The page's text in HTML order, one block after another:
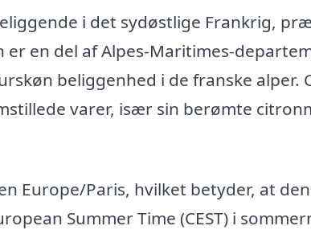
i det sydøstlige Frankrig,
er en del af Alpes-Maritimes-
beliggenhed i de franske alper.
varer, især sin berømte
Europe/Paris, hvilket betyder, at
Summer Time (CEST) i